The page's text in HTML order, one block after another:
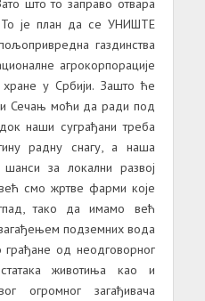
је план да се УНИШТЕ
газдинства
агрокорпорације
у Србији. Зашто ће
Сечањ моћи да ради под
наши суграђани треба
радну снагу, а наша
за локални развој
смо жртве фарми које
тако да имамо већ
подземних вода
од неодговорног
животиња као и
огромног загађивача